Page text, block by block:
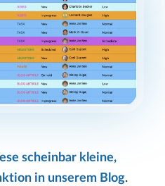
scheinbar kleine,
in unserem Blog.